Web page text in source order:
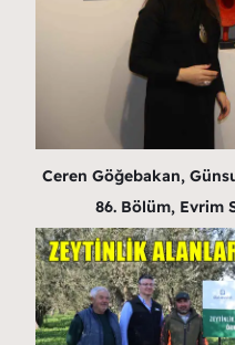
Ceren Göğebakan,
86. Bölüm, Evrim